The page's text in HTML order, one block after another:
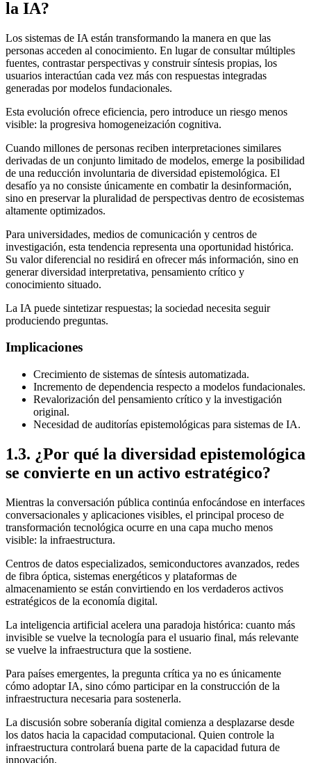
la IA?
Los sistemas de IA están transformando la manera en que las
personas acceden al conocimiento. En lugar de consultar múltiples
fuentes, contrastar perspectivas y construir síntesis propias, los
usuarios interactúan cada vez más con respuestas integradas
generadas por modelos fundacionales.
Esta evolución ofrece eficiencia, pero introduce un riesgo menos
visible: la progresiva homogeneización cognitiva.
Cuando millones de personas reciben interpretaciones similares
derivadas de un conjunto limitado de modelos, emerge la posibilidad
de una reducción involuntaria de diversidad epistemológica. El
desafío ya no consiste únicamente en combatir la desinformación,
sino en preservar la pluralidad de perspectivas dentro de ecosistemas
altamente optimizados.
Para universidades, medios de comunicación y centros de
investigación, esta tendencia representa una oportunidad histórica.
Su valor diferencial no residirá en ofrecer más información, sino en
generar diversidad interpretativa, pensamiento crítico y
conocimiento situado.
La IA puede sintetizar respuestas; la sociedad necesita seguir
produciendo preguntas.
Implicaciones
Crecimiento de sistemas de síntesis automatizada.
Incremento de dependencia respecto a modelos fundacionales.
Revalorización del pensamiento crítico y la investigación
original.
Necesidad de auditorías epistemológicas para sistemas de IA.
1.3. ¿Por qué la diversidad epistemológica
se convierte en un activo estratégico?
Mientras la conversación pública continúa enfocándose en interfaces
conversacionales y aplicaciones visibles, el principal proceso de
transformación tecnológica ocurre en una capa mucho menos
visible: la infraestructura.
Centros de datos especializados, semiconductores avanzados, redes
de fibra óptica, sistemas energéticos y plataformas de
almacenamiento se están convirtiendo en los verdaderos activos
estratégicos de la economía digital.
La inteligencia artificial acelera una paradoja histórica: cuanto más
invisible se vuelve la tecnología para el usuario final, más relevante
se vuelve la infraestructura que la sostiene.
Para países emergentes, la pregunta crítica ya no es únicamente
cómo adoptar IA, sino cómo participar en la construcción de la
infraestructura necesaria para sostenerla.
La discusión sobre soberanía digital comienza a desplazarse desde
los datos hacia la capacidad computacional. Quien controle la
infraestructura controlará buena parte de la capacidad futura de
innovación.